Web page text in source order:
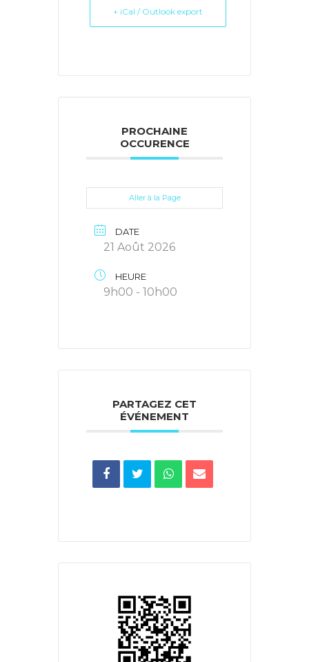
+ iCal / Outlook export
PROCHAINE
OCCURENCE
Aller à la Page
DATE
21 Août 2026
HEURE
9h00 - 10h00
PARTAGEZ CET
ÉVÉNEMENT